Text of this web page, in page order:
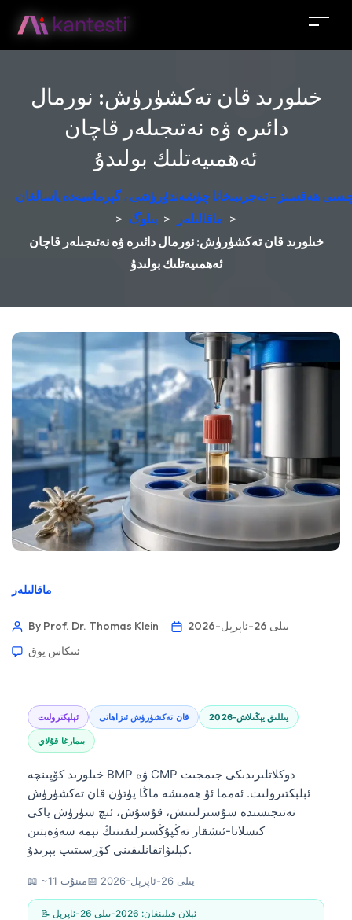
خىلورىد قان تەكشۈرۈش: نورمال
دائىرە ۋە نەتىجىلەر قاچان
ئەھمىيەتلىك بولىدۇ
ھەقسىز - تەجرىبىخانا چۈشەندۈرۈشى ، گېرمانىيەدە ياسالغان
> بىلوگ > ماقالىلەر >
خىلورىد قان تەكشۈرۈش: نورمال دائىرە ۋە نەتىجىلەر قاچان
ئەھمىيەتلىك بولىدۇ
ماقالىلەر
By Prof. Dr. Thomas Klein
2026-يىلى 26-ئاپرېل
ئىنكاس يوق
ئېلېكترولىت قان تەكشۈرۈش ئىزاھاتى 2026-يىللىق يېڭىلاش
بىمارغا قۇلاي
خىلورىد كۆپىنچە BMP ۋە CMP دوكلاتلىرىدىكى جىمجىت
ئېلېكتىرولىت. ئەمما ئۇ ھەمىشە ماڭا پۈتۈن قان تەكشۈرۈش
نەتىجىسىدە سۇسىزلىنىش، قۇسۇش، ئىچ سۈرۈش ياكى
كىسلاتا-ئىشقار تەڭپۇڭسىزلىقىنىڭ نېمە سەۋەبتىن
كېلىۋاتقانلىقىنى كۆرسىتىپ بېرىدۇ.
📖 ~11 مىنۇت📅 2026-يىلى 26-ئاپرېل
📝 ئېلان قىلىنغان: 2026-يىلى 26-ئاپرېل